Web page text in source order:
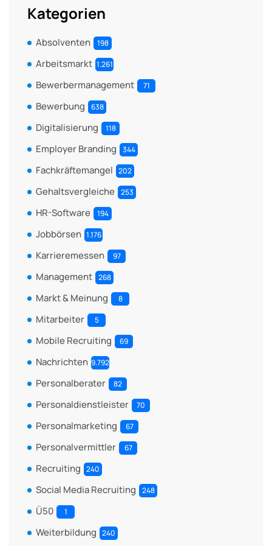
Kategorien
Absolventen 198
Arbeitsmarkt 1.261
Bewerbermanagement 71
Bewerbung 638
Digitalisierung 118
Employer Branding 344
Fachkräftemangel 202
Gehaltsvergleiche 253
HR-Software 194
Jobbörsen 1.176
Karrieremessen 97
Management 268
Markt & Meinung 8
Mitarbeiter 5
Mobile Recruiting 69
Nachrichten 9.792
Personalberater 82
Personaldienstleister 70
Personalmarketing 67
Personalvermittler 67
Recruiting 240
Social Media Recruiting 248
Ü50 1
Weiterbildung 240